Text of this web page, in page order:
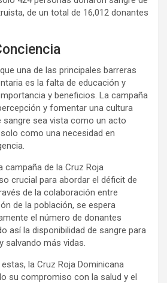
de un total de 16,012 donantes
una de las principales barreras
es la falta de educación y
y beneficios. La campaña
y fomentar una cultura
sangre sea vista como un acto
como una necesidad en
campaña de la Cruz Roja
crucial para abordar el déficit de
de la colaboración entre
de la población, se espera
el número de donantes
así la disponibilidad de sangre para
salvando más vidas.
la Cruz Roja Dominicana
su compromiso con la salud y el